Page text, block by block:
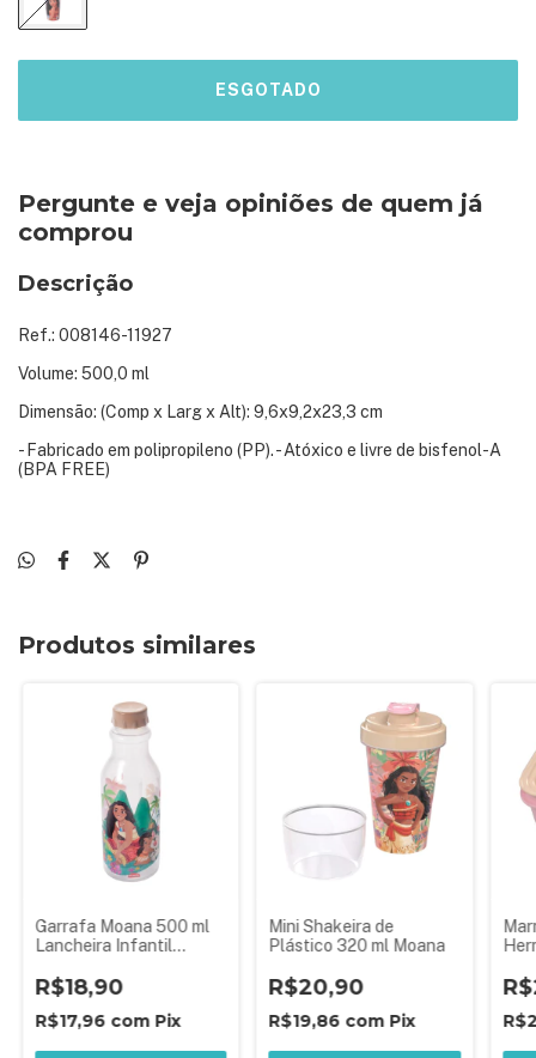
Pergunte e veja opiniões de quem já
comprou
Descrição
Ref.: 008146-11927
Volume: 500,0 ml
Dimensão: (Comp x Larg x Alt): 9,6x9,2x23,3 cm
- Fabricado em polipropileno (PP). - Atóxico e livre de bisfenol-A
(BPA FREE)
Produtos similares
Garrafa Moana 500 ml
Lancheira Infantil
R$18,90
R$17,96 com Pix
Mini Shakeira de
Plástico 320 ml Moana
R$20,90
R$19,86 com Pix